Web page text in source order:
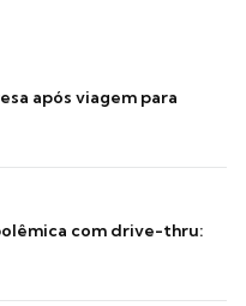
após viagem para
com drive-thru: